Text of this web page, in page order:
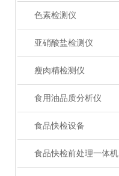
色素检测仪
亚硝酸盐检测仪
瘦肉精检测仪
食用油品质分析仪
食品快检设备
食品快检前处理一体机